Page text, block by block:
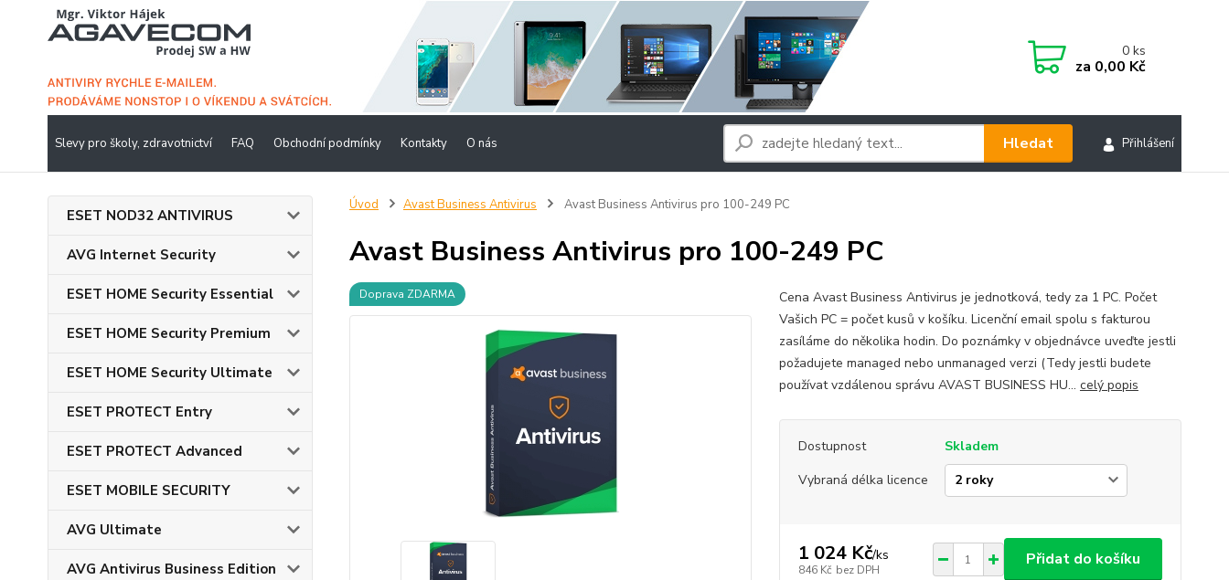
Slevy pro školy, zdravotnictví FAQ Obchodní podmínky Kontakty O nás Přihlášení
Hledat
0ks
za 0,00 Kč
ESET NOD32 ANTIVIRUS
AVG Internet Security
ESET HOME Security Essential
ESET HOME Security Premium
ESET HOME Security Ultimate
ESET PROTECT Entry
ESET PROTECT Advanced
ESET MOBILE SECURITY
AVG Ultimate
AVG Antivirus Business Edition
Úvod Avast Business Antivirus Avast Business Antivirus pro 100-249 PC
Avast Business Antivirus pro 100-249 PC
Doprava ZDARMA
Cena Avast Business Antivirus je jednotková, tedy za 1 PC. Počet
Vašich PC = počet kusů v košíku. Licenční email spolu s fakturou
zasíláme do několika hodin. Do poznámky v objednávce uveďte jestli
požadujete managed nebo unmanaged verzi (Tedy jestli budete
používat vzdálenou správu AVAST BUSINESS HU... celý popis
Dostupnost
Skladem
Vybraná délka licence
1 024 Kč/ks
846 Kč bez DPH
Přidat do košíku